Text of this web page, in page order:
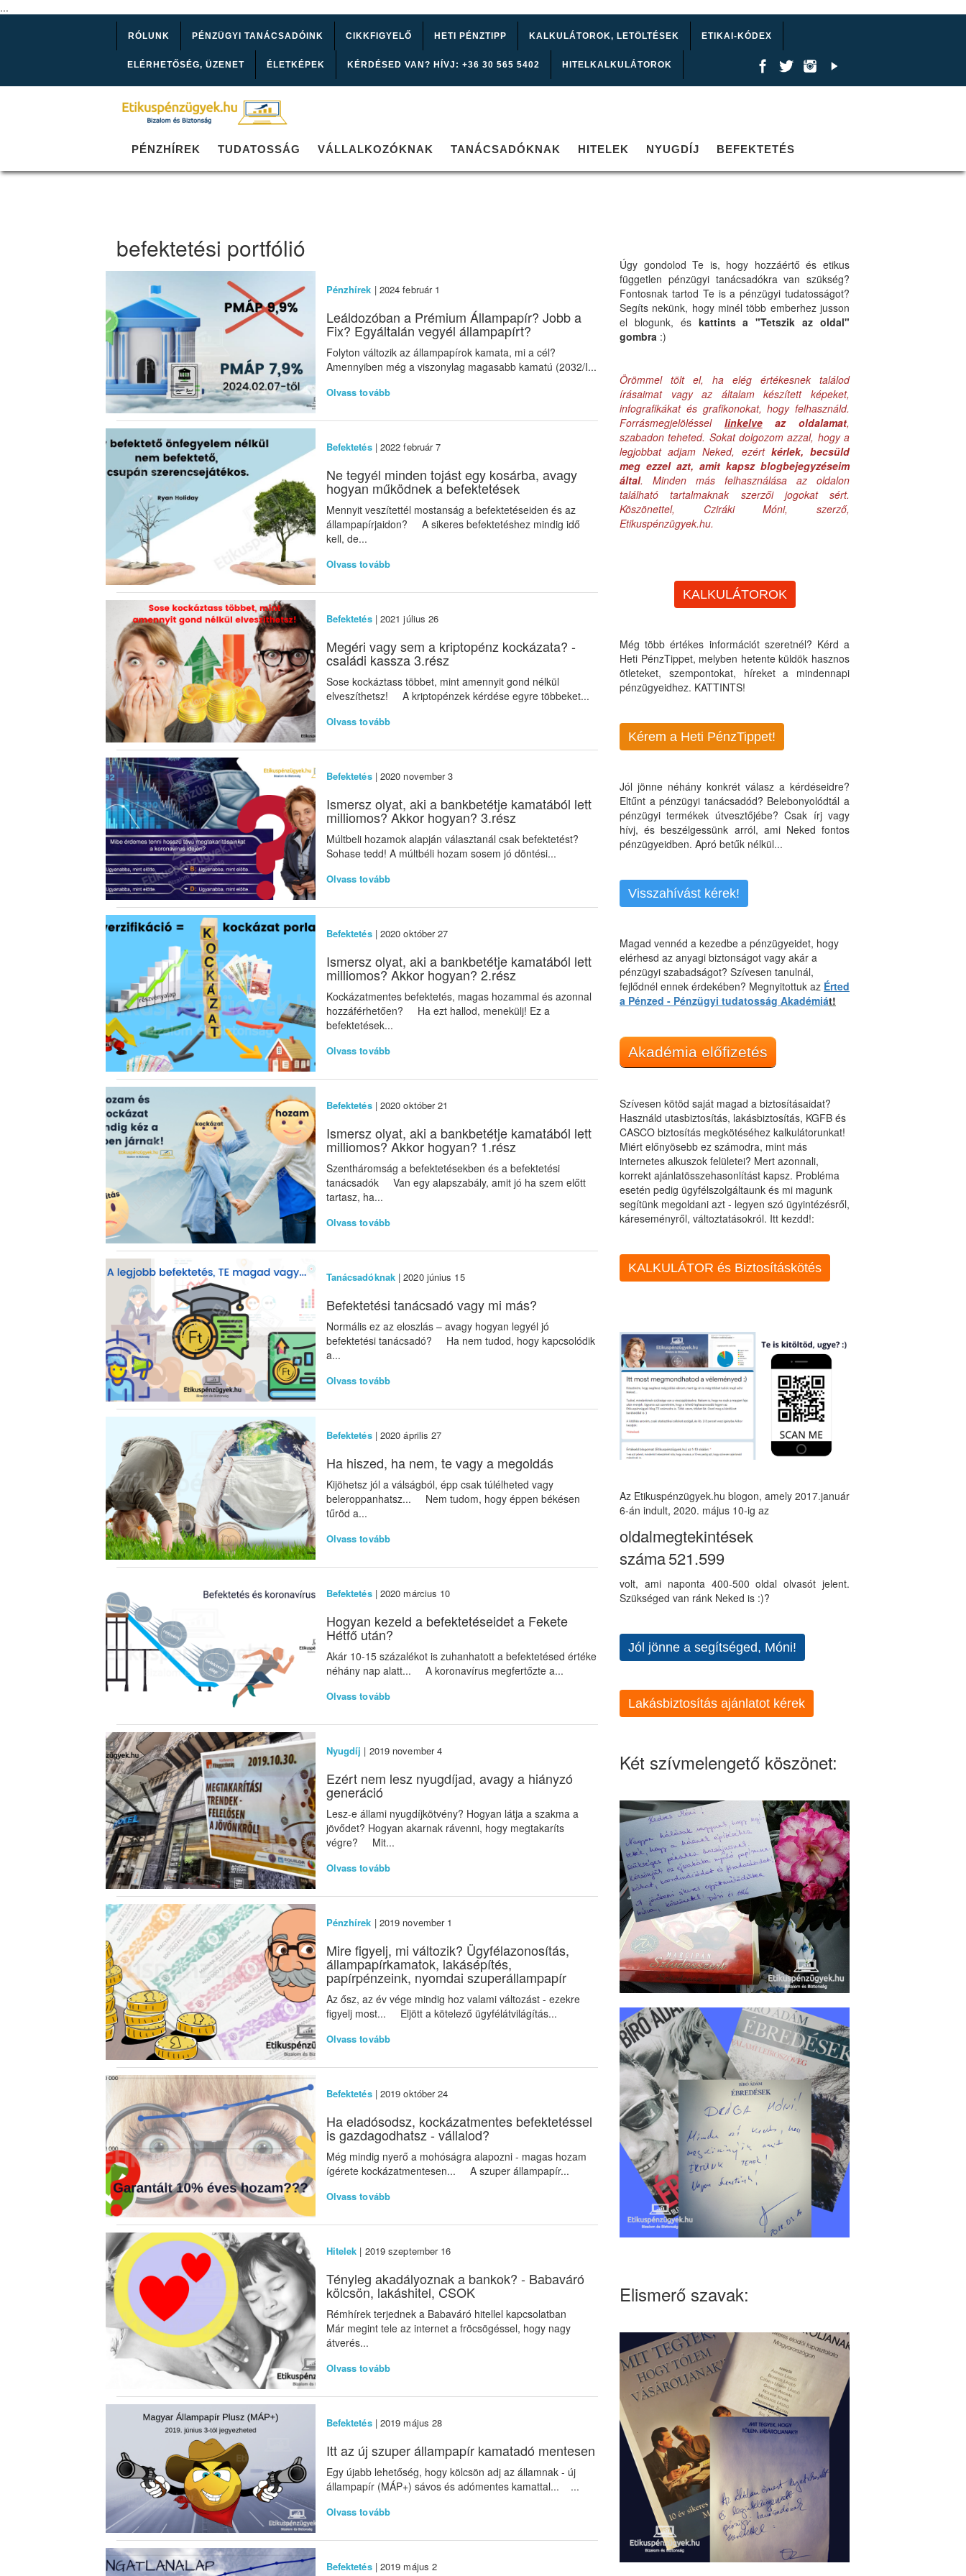
...
RÓLUNK PÉNZÜGYI TANÁCSADÓINK CIKKFIGYELŐ HETI PÉNZTIPP KALKULÁTOROK, LETÖLTÉSEK ETIKAI-KÓDEX
ELÉRHETŐSÉG, ÜZENET ÉLETKÉPEK KÉRDÉSED VAN? HÍVJ: +36 30 565 5402 HITELKALKULÁTOROK
PÉNZHÍREK TUDATOSSÁG VÁLLALKOZÓKNAK TANÁCSADÓKNAK HITELEK NYUGDÍJ BEFEKTETÉS
befektetési portfólió
Pénzhírek | 2024 február 1
Leáldozóban a Prémium Állampapír? Jobb a
Fix? Egyáltalán vegyél állampapírt?
Folyton változik az állampapírok kamata, mi a cél?
Amennyiben még a viszonylag magasabb kamatú (2032/I...
Olvass tovább
Befektetés| 2022 február 7
Ne tegyél minden tojást egy kosárba, avagy
hogyan működnek a befektetések
Mennyit veszítettél mostanság a befektetéseiden és az
állampapírjaidon? A sikeres befektetéshez mindig idő
kell, de...
Olvass tovább
Befektetés| 2021 július 26
Megéri vagy sem a kriptopénz kockázata? -
családi kassza 3.rész
Sose kockáztass többet, mint amennyit gond nélkül
elveszíthetsz! A kriptopénzek kérdése egyre többeket...
Olvass tovább
Befektetés| 2020 november 3
Ismersz olyat, aki a bankbetétje kamatából lett
milliomos? Akkor hogyan? 3.rész
Múltbeli hozamok alapján választanál csak befektetést?
Sohase tedd! A múltbéli hozam sosem jó döntési...
Olvass tovább
Befektetés| 2020 október 27
Ismersz olyat, aki a bankbetétje kamatából lett
milliomos? Akkor hogyan? 2.rész
Kockázatmentes befektetés, magas hozammal és azonnal
hozzáférhetően? Ha ezt hallod, menekülj! Ez a
befektetések...
Olvass tovább
Befektetés| 2020 október 21
Ismersz olyat, aki a bankbetétje kamatából lett
milliomos? Akkor hogyan? 1.rész
Szentháromság a befektetésekben és a befektetési
tanácsadók Van egy alapszabály, amit jó ha szem előtt
tartasz, ha...
Olvass tovább
Tanácsadóknak| 2020 június 15
Befektetési tanácsadó vagy mi más?
Normális ez az eloszlás – avagy hogyan legyél jó
befektetési tanácsadó? Ha nem tudod, hogy kapcsolódik
a...
Olvass tovább
Befektetés| 2020 április 27
Ha hiszed, ha nem, te vagy a megoldás
Kijöhetsz jól a válságból, épp csak túlélheted vagy
beleroppanhatsz... Nem tudom, hogy éppen békésen
tűröd a...
Olvass tovább
Befektetés| 2020 március 10
Hogyan kezeld a befektetéseidet a Fekete
Hétfő után?
Akár 10-15 százalékot is zuhanhatott a befektetésed értéke
néhány nap alatt... A koronavírus megfertőzte a...
Olvass tovább
Nyugdíj | 2019 november 4
Ezért nem lesz nyugdíjad, avagy a hiányzó
generáció
Lesz-e állami nyugdíjkötvény? Hogyan látja a szakma a
jövődet? Hogyan akarnak rávenni, hogy megtakaríts
végre? Mit...
Olvass tovább
Pénzhírek | 2019 november 1
Mire figyelj, mi változik? Ügyfélazonosítás,
állampapírkamatok, lakásépítés,
papírpénzeink, nyomdai szuperállampapír
Az ősz, az év vége mindig hoz valami változást - ezekre
figyelj most... Eljött a kötelező ügyfélátvilágítás...
Olvass tovább
Befektetés| 2019 október 24
Ha eladósodsz, kockázatmentes befektetéssel
is gazdagodhatsz - vállalod?
Még mindig nyerő a mohóságra alapozni - magas hozam
ígérete kockázatmentesen... A szuper állampapír...
Olvass tovább
Hitelek | 2019 szeptember 16
Tényleg akadályoznak a bankok? - Babaváró
kölcsön, lakáshitel, CSOK
Rémhírek terjednek a Babaváró hitellel kapcsolatban
Már megint tele az internet a fröcsögéssel, hogy nagy
átverés...
Olvass tovább
Befektetés| 2019 május 28
Itt az új szuper állampapír kamatadó mentesen
Egy újabb lehetőség, hogy kölcsön adj az államnak - új
állampapír (MÁP+) sávos és adómentes kamattal... ...
Olvass tovább
Befektetés| 2019 május 2
Úgy gondolod Te is, hogy hozzáértő és etikus
független pénzügyi tanácsadókra van szükség?
Fontosnak tartod Te is a pénzügyi tudatosságot?
Segíts nekünk, hogy minél több emberhez jusson
el blogunk, és kattints a "Tetszik az oldal"
gombra :)
Örömmel tölt el, ha elég értékesnek találod
írásaimat vagy az általam készített képeket,
infografikákat és grafikonokat, hogy felhasználd.
Forrásmegjelöléssel linkelveaz oldalamat,
szabadon teheted. Sokat dolgozom azzal, hogy a
legjobbat adjam Neked, ezért kérlek, becsüld
meg ezzel azt, amit kapsz blogbejegyzéseim
által. Minden más felhasználása az oldalon
található tartalmaknak szerzői jogokat sért.
Köszönettel, Cziráki Móni, szerző,
Etikuspénzügyek.hu.
KALKULÁTOROK
Még több értékes információt szeretnél? Kérd a
Heti PénzTippet, melyben hetente küldök hasznos
ötleteket, szempontokat, híreket a mindennapi
pénzügyeidhez. KATTINTS!
Kérem a Heti PénzTippet!
Jól jönne néhány konkrét válasz a kérdéseidre?
Eltűnt a pénzügyi tanácsadód? Belebonyolódtál a
pénzügyi termékek útvesztőjébe? Csak írj vagy
hívj, és beszélgessünk arról, ami Neked fontos
pénzügyeidben. Apró betűk nélkül...
Visszahívást kérek!
Magad vennéd a kezedbe a pénzügyeidet, hogy
elérhesd az anyagi biztonságot vagy akár a
pénzügyi szabadságot? Szívesen tanulnál,
fejlődnél ennek érdekében? Megnyitottuk az Érted
a Pénzed - Pénzügyi tudatosság Akadémiát!
Akadémia előfizetés
Szívesen kötöd saját magad a biztosításaidat?
Használd utasbiztosítás, lakásbiztosítás, KGFB és
CASCO biztosítás megkötéséhez kalkulátorunkat!
Miért előnyösebb ez számodra, mint más
internetes alkuszok felületei? Mert azonnali,
korrekt ajánlatösszehasonlítást kapsz. Probléma
esetén pedig ügyfélszolgáltaunk és mi magunk
segítünk megoldani azt - legyen szó ügyintézésről,
káreseményről, változtatásokról. Itt kezdd!:
KALKULÁTOR és Biztosításkötés
Az Etikuspénzügyek.hu blogon, amely 2017.január
6-án indult, 2020. május 10-ig az
oldalmegtekintések
száma521.599
volt, ami naponta 400-500 oldal olvasót jelent.
Szükséged van ránk Neked is :)?
Jól jönne a segítséged, Móni!
Lakásbiztosítás ajánlatot kérek
Két szívmelengető köszönet:
Elismerő szavak: